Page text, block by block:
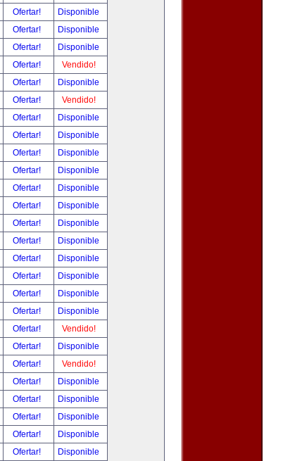
Ofertar!
Disponible
Ofertar!
Disponible
Ofertar!
Disponible
Ofertar!
Vendido!
Ofertar!
Disponible
Ofertar!
Vendido!
Ofertar!
Disponible
Ofertar!
Disponible
Ofertar!
Disponible
Ofertar!
Disponible
Ofertar!
Disponible
Ofertar!
Disponible
Ofertar!
Disponible
Ofertar!
Disponible
Ofertar!
Disponible
Ofertar!
Disponible
Ofertar!
Disponible
Ofertar!
Disponible
Ofertar!
Vendido!
Ofertar!
Disponible
Ofertar!
Vendido!
Ofertar!
Disponible
Ofertar!
Disponible
Ofertar!
Disponible
Ofertar!
Disponible
Ofertar!
Disponible